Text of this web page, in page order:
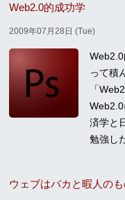
Web2.0的成功学
2009年07月28日 (Tue)
って積
「
済学と
勉強し
ウェブはバカと暇人の